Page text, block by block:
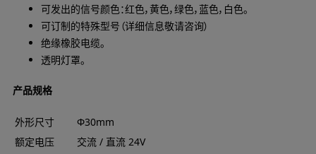
可发出的信号颜色：红色，黄色，绿色，蓝色，白色。
可订制的特殊型号（详细信息敬请咨询）
绝缘橡胶电缆。
透明灯罩。
产品规格
外形尺寸
Φ30mm
额定电压
交流 / 直流 24V